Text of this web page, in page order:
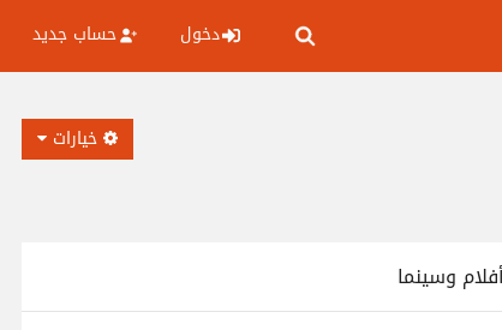
دخول حساب جديد
خيارات
أفلام وسينما